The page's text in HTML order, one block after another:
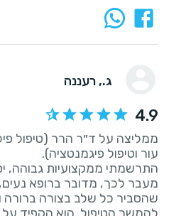
ג., רעננה
4.9
ממליצה על ד״ר הרר (טיפול
התרשמתי ממקצועיות גבוהה,
מעבר לכך, מדובר ברופא
שהסביר כל שלב בצורה ברורה